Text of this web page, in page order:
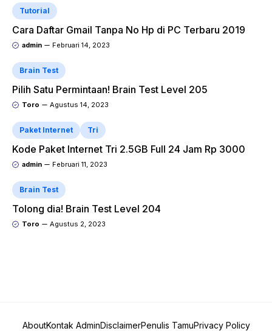
Tutorial
Cara Daftar Gmail Tanpa No Hp di PC Terbaru 2019
admin Februari 14, 2023
Brain Test
Pilih Satu Permintaan! Brain Test Level 205
Toro Agustus 14, 2023
Paket Internet Tri
Kode Paket Internet Tri 2.5GB Full 24 Jam Rp 3000
admin Februari 11, 2023
Brain Test
Tolong dia! Brain Test Level 204
Toro Agustus 2, 2023
AboutKontak AdminDisclaimerPenulis TamuPrivacy Policy